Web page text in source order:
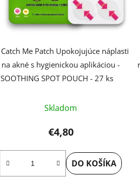
Catch Me Patch Upokojujúce náplasti
na akné s hygienickou aplikáciou -
SOOTHING SPOT POUCH - 27 ks
Skladom
€4,80
DO KOŠÍKA